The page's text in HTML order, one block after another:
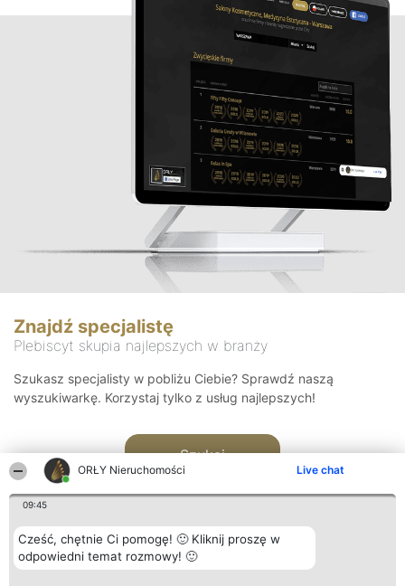
ORŁY Nieruchomości Live chat
09:45
Cześć, chętnie Ci pomogę! 🙂 Kliknij proszę w
odpowiedni temat rozmowy! 🙂
Znajdź specjalistę
Plebiscyt skupia najlepszych w branży
Szukasz specjalisty w pobliżu Ciebie? Sprawdź naszą
wyszukiwarkę. Korzystaj tylko z usług najlepszych!
Szukaj